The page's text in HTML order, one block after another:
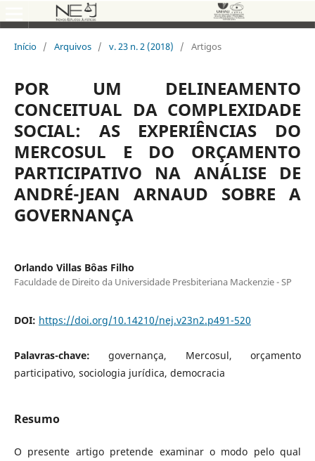
Início / Arquivos / v. 23 n. 2 (2018) / Artigos
POR UM DELINEAMENTO
CONCEITUAL DA COMPLEXIDADE
SOCIAL: AS EXPERIÊNCIAS DO
MERCOSUL E DO ORÇAMENTO
PARTICIPATIVO NA ANÁLISE DE
ANDRÉ-JEAN ARNAUD SOBRE A
GOVERNANÇA
Orlando Villas Bôas Filho
Faculdade de Direito da Universidade Presbiteriana Mackenzie - SP
DOI: https://doi.org/10.14210/nej.v23n2.p491-520
Palavras-chave:governança, Mercosul, orçamento
participativo, sociologia jurídica, democracia
Resumo
O presente artigo pretende examinar o modo pelo qual